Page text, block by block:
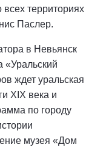
территориях
Паслер.
в Невьянск
«Уральский
ждет уральская
XIX века и
по городу
музея «Дом